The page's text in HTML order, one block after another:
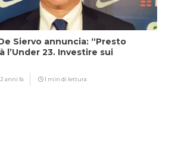
Siervo annuncia: “Presto
l’Under 23. Investire sui
2 anni fa 1 min di lettura